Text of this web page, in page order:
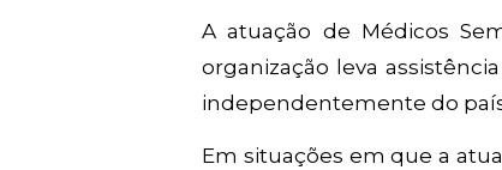
A atuação de Médicos
organização leva
independentemente do
Em situações em que a